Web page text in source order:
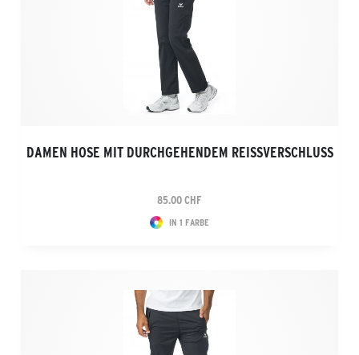
DAMEN HOSE MIT DURCHGEHENDEM REISSVERSCHLUSS
85.00 CHF
IN 1 FARBE